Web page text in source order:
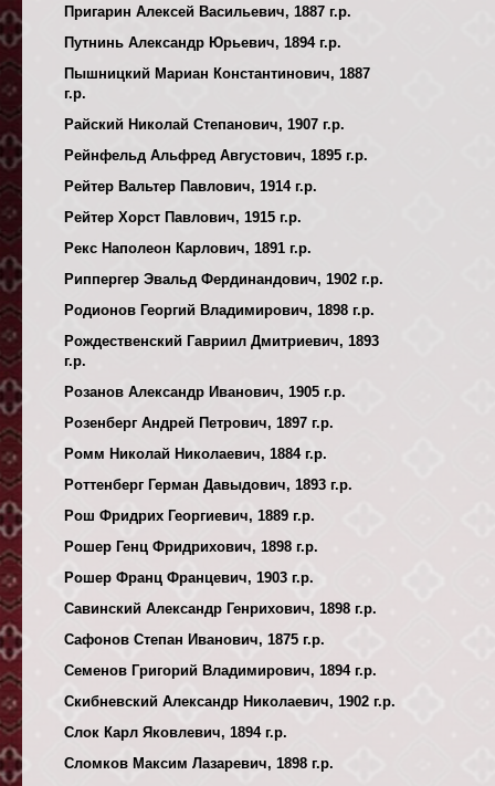
Пригарин Алексей Васильевич, 1887 г.р.
Путнинь Александр Юрьевич, 1894 г.р.
Пышницкий Мариан Константинович, 1887
г.р.
Райский Николай Степанович, 1907 г.р.
Рейнфельд Альфред Августович, 1895 г.р.
Рейтер Вальтер Павлович, 1914 г.р.
Рейтер Хорст Павлович, 1915 г.р.
Рекс Наполеон Карлович, 1891 г.р.
Риппергер Эвальд Фердинандович, 1902 г.р.
Родионов Георгий Владимирович, 1898 г.р.
Рождественский Гавриил Дмитриевич, 1893
г.р.
Розанов Александр Иванович, 1905 г.р.
Розенберг Андрей Петрович, 1897 г.р.
Ромм Николай Николаевич, 1884 г.р.
Роттенберг Герман Давыдович, 1893 г.р.
Рош Фридрих Георгиевич, 1889 г.р.
Рошер Генц Фридрихович, 1898 г.р.
Рошер Франц Францевич, 1903 г.р.
Савинский Александр Генрихович, 1898 г.р.
Сафонов Степан Иванович, 1875 г.р.
Семенов Григорий Владимирович, 1894 г.р.
Скибневский Александр Николаевич, 1902 г.р.
Слок Карл Яковлевич, 1894 г.р.
Сломков Максим Лазаревич, 1898 г.р.